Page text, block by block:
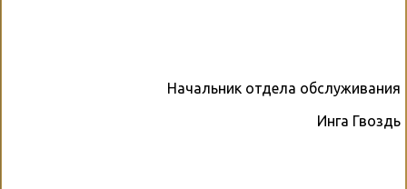
Начальник отдела обслуживания
Инга Гвоздь